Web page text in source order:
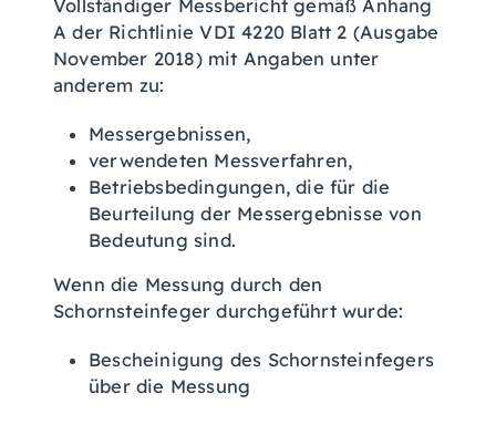
Vollständiger Messbericht gemäß Anhang
A der Richtlinie VDI 4220 Blatt 2 (Ausgabe
November 2018) mit Angaben unter
anderem zu:
Messergebnissen,
verwendeten Messverfahren,
Betriebsbedingungen, die für die
Beurteilung der Messergebnisse von
Bedeutung sind.
Wenn die Messung durch den
Schornsteinfeger durchgeführt wurde:
Bescheinigung des Schornsteinfegers
über die Messung